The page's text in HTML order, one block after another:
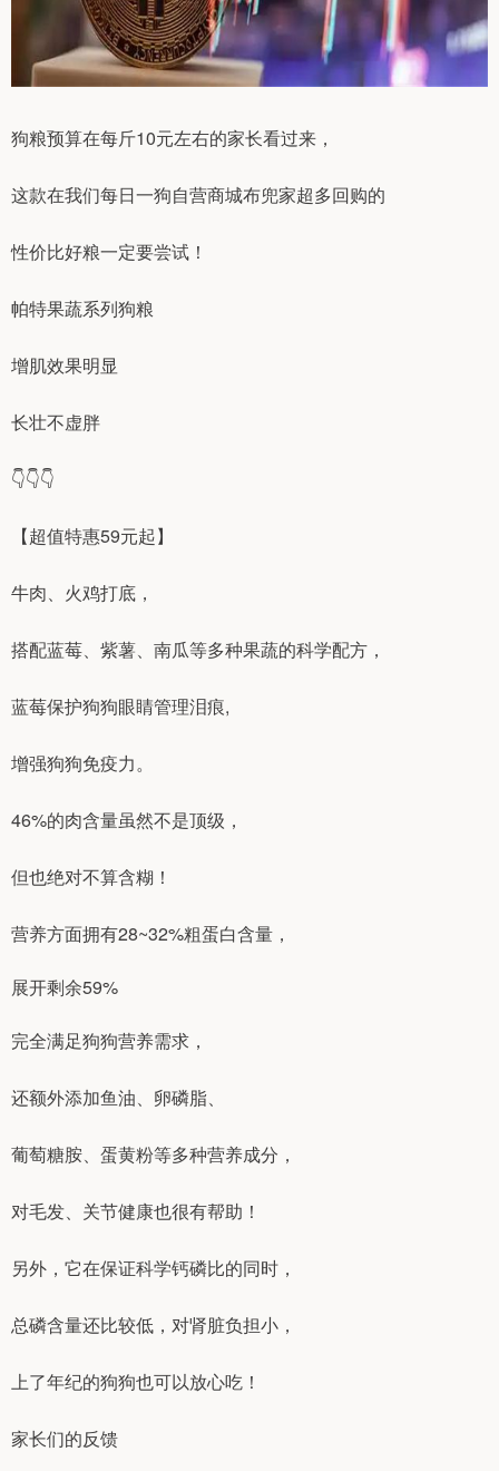
狗粮预算在每斤10元左右的家长看过来，
这款在我们每日一狗自营商城布兜家超多回购的
性价比好粮一定要尝试！
帕特果蔬系列狗粮
增肌效果明显
长壮不虚胖
👇️👇️👇️
【超值特惠59元起】
牛肉、火鸡打底，
搭配蓝莓、紫薯、南瓜等多种果蔬的科学配方，
蓝莓保护狗狗眼睛管理泪痕,
增强狗狗免疫力。
46%的肉含量虽然不是顶级，
但也绝对不算含糊！
营养方面拥有28~32%粗蛋白含量，
展开剩余59%
完全满足狗狗营养需求，
还额外添加鱼油、卵磷脂、
葡萄糖胺、蛋黄粉等多种营养成分，
对毛发、关节健康也很有帮助！
另外，它在保证科学钙磷比的同时，
总磷含量还比较低，对肾脏负担小，
上了年纪的狗狗也可以放心吃！
家长们的反馈